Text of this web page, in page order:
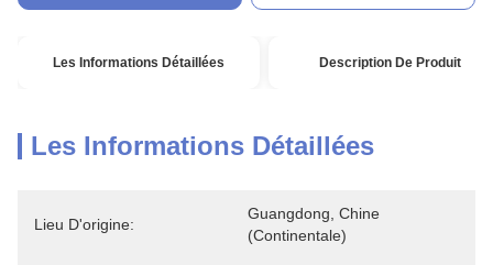
Les Informations Détaillées Description De Produit
Les Informations Détaillées
Lieu D'origine:
Guangdong, Chine
(continentale)